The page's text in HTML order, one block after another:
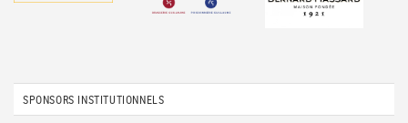
SPONSORS INSTITUTIONNELS